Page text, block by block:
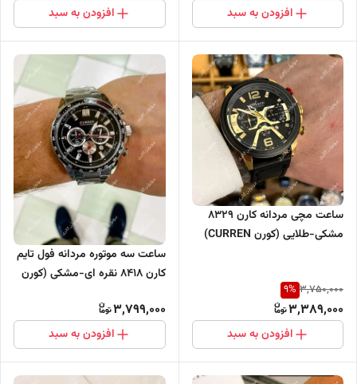
افزودن به سبد افزودن به سبد
ساعت مچی مردانه کارن 8329
مشکی-طلایی (کورن CURREN)
3,750,000
9%
3,389,000
افزودن به سبد
ساعت سه موتوره مردانه فول تایم
کارن 8418 نقره ای-مشکی (کورن
3,799,000
افزودن به سبد